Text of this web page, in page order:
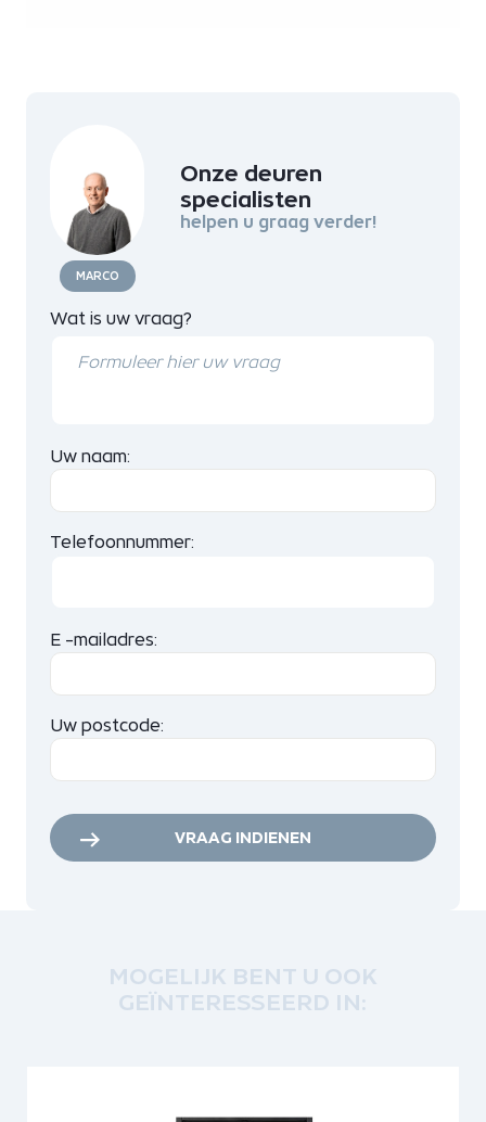
MARCO
Onze deuren
specialisten
helpen u graag verder!
Wat is uw vraag?
Uw naam:
Telefoonnummer:
E -mailadres:
Uw postcode:
VRAAG INDIENEN
MOGELIJK BENT U OOK
GEÏNTERESSEERD IN: